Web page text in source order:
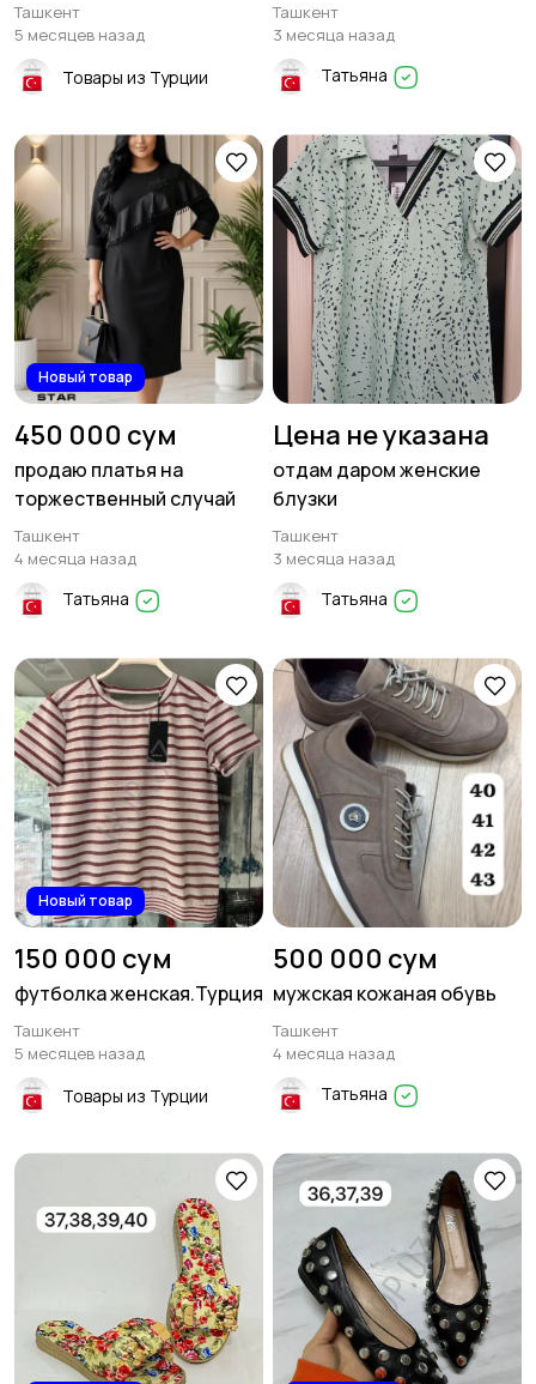
Ташкент
5 месяцев назад
Товары из Турции
Ташкент
3 месяца назад
Татьяна
Новый товар
450 000 сум
продаю платья на
торжественный случай
Ташкент
4 месяца назад
Татьяна
Цена не указана
отдам даром женские
блузки
Ташкент
3 месяца назад
Татьяна
Новый товар
150 000 сум
футболка женская.Турция
Ташкент
5 месяцев назад
Товары из Турции
500 000 сум
мужская кожаная обувь
Ташкент
4 месяца назад
Татьяна